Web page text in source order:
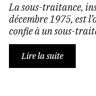
La sous-traitance,
décembre 1975, est
confie à un sous-
Lire la suite